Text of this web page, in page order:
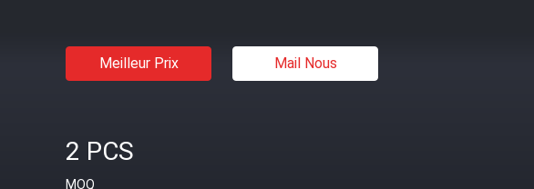
Meilleur Prix Mail Nous
2 PCS
MOQ